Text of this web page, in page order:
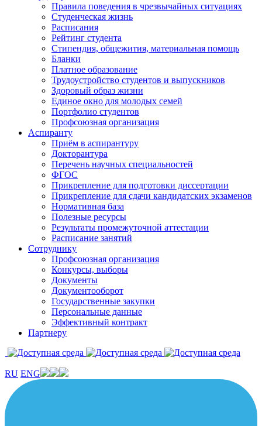
Правила поведения в чрезвычайных ситуациях
Студенческая жизнь
Расписания
Рейтинг студента
Стипендия, общежития, материальная помощь
Бланки
Платное образование
Трудоустройство студентов и выпускников
Здоровый образ жизни
Единое окно для молодых семей
Портфолио студентов
Профсоюзная организация
Аспиранту
Приём в аспирантуру
Докторантура
Перечень научных специальностей
ФГОС
Прикрепление для подготовки диссертации
Прикрепление для сдачи кандидатских экзаменов
Нормативная база
Полезные ресурсы
Результаты промежуточной аттестации
Расписание занятий
Сотруднику
Профсоюзная организация
Конкурсы, выборы
Документы
Документооборот
Государственные закупки
Персональные данные
Эффективный контракт
Партнеру
RU ENG